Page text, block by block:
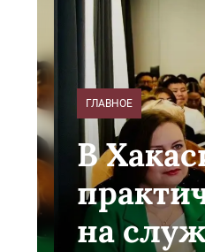
ГЛАВНОЕ
В
на